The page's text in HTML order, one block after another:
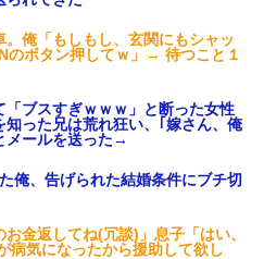
俺「もしもし、玄関にもシャッ
のボタン押してｗ」→ 待つこと１
「ブスすぎｗｗｗ」と断った女性
った兄は荒れ狂い、｢嫁さん、俺
メールを送った→
俺、告げられた結婚条件にブチ切
お金返してね(冗談)」息子「はい、
気になったから援助して欲し